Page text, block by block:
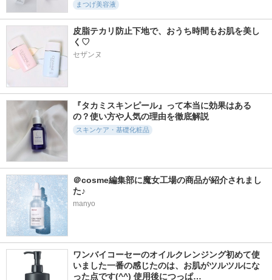
BIOHEAL BOH
6.0
81件
RXザ・ペプチドコ
ラーゲン ハイドロ
ゲルアイパッチ
COSRX(コスアールエ
ックス)
グ カップパック イ
ージーカップパック
28g 6種 + エッセン
ス70ml 6個 セット
イマスククレンザー
FULLY
5.5
46件
グリーントマトクリ
ーム
FULLY
ンテンシブアンプル
SKIN1004
キン ブースティン
グ セラム
CNP Laboratory(シー
まつげ美容液
皮脂テカリ防止下地で、おうち時間もお肌を美し
く♡
セザンヌ
『タカミスキンピール』って本当に効果はある
の？使い方や人気の理由を徹底解説
スキンケア・基礎化粧品
＠cosme編集部に魔女工場の商品が紹介されまし
た♪
manyo
ワンバイコーセーのオイルクレンジング初めて使
いました一番の感じたのは、お肌がツルツルにな
った点です(^^) 使用後につっぱ…